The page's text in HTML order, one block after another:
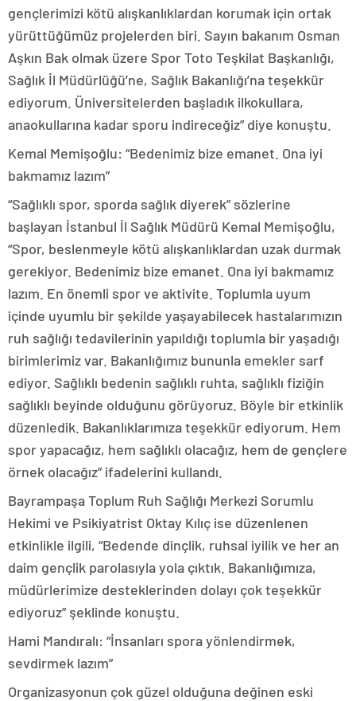
gençlerimizi kötü alışkanlıklardan korumak için ortak
yürüttüğümüz projelerden biri. Sayın bakanım Osman
Aşkın Bak olmak üzere Spor Toto Teşkilat Başkanlığı,
Sağlık İl Müdürlüğü’ne, Sağlık Bakanlığı’na teşekkür
ediyorum. Üniversitelerden başladık ilkokullara,
anaokullarına kadar sporu indireceğiz” diye konuştu.
Kemal Memişoğlu: “Bedenimiz bize emanet. Ona iyi
bakmamız lazım”
“Sağlıklı spor, sporda sağlık diyerek” sözlerine
başlayan İstanbul İl Sağlık Müdürü Kemal Memişoğlu,
“Spor, beslenmeyle kötü alışkanlıklardan uzak durmak
gerekiyor. Bedenimiz bize emanet. Ona iyi bakmamız
lazım. En önemli spor ve aktivite. Toplumla uyum
içinde uyumlu bir şekilde yaşayabilecek hastalarımızın
ruh sağlığı tedavilerinin yapıldığı toplumla bir yaşadığı
birimlerimiz var. Bakanlığımız bununla emekler sarf
ediyor. Sağlıklı bedenin sağlıklı ruhta, sağlıklı fiziğin
sağlıklı beyinde olduğunu görüyoruz. Böyle bir etkinlik
düzenledik. Bakanlıklarımıza teşekkür ediyorum. Hem
spor yapacağız, hem sağlıklı olacağız, hem de gençlere
örnek olacağız” ifadelerini kullandı.
Bayrampaşa Toplum Ruh Sağlığı Merkezi Sorumlu
Hekimi ve Psikiyatrist Oktay Kılıç ise düzenlenen
etkinlikle ilgili, “Bedende dinçlik, ruhsal iyilik ve her an
daim gençlik parolasıyla yola çıktık. Bakanlığımıza,
müdürlerimize desteklerinden dolayı çok teşekkür
ediyoruz” şeklinde konuştu.
Hami Mandıralı: “İnsanları spora yönlendirmek,
sevdirmek lazım”
Organizasyonun çok güzel olduğuna değinen eski